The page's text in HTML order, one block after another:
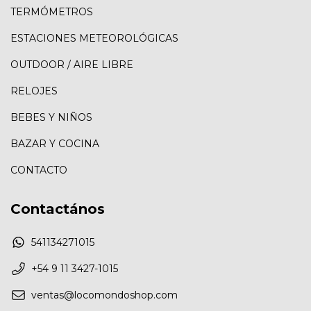
TERMÓMETROS
ESTACIONES METEOROLÓGICAS
OUTDOOR / AIRE LIBRE
RELOJES
BEBES Y NIÑOS
BAZAR Y COCINA
CONTACTO
Contactános
541134271015
+54 9 11 3427-1015
ventas@locomondoshop.com